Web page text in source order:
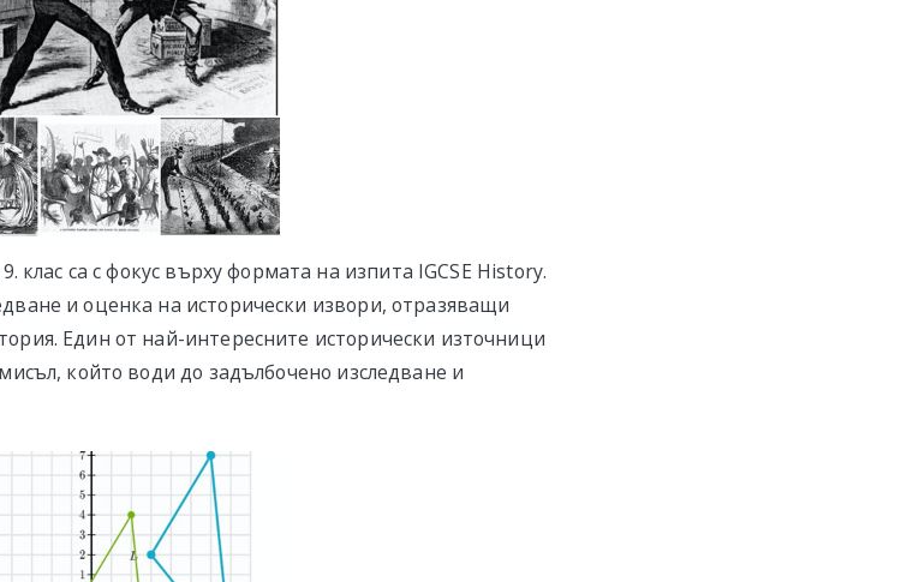
клас са с фокус върху формата на изпита IGCSE History.
и оценка на исторически извори, отразяващи
Един от най-интересните исторически източници
който води до задълбочено изследване и